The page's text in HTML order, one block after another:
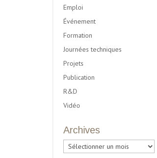
Emploi
Événement
Formation
Journées techniques
Projets
Publication
R&D
Vidéo
Archives
Archives